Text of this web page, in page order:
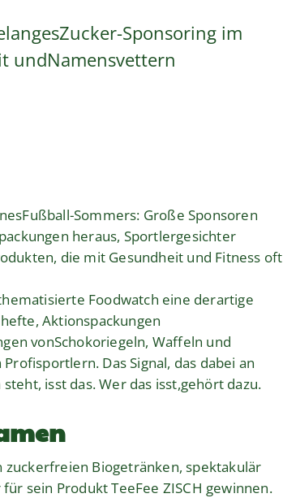
Sponsoring im
undNamensvettern
Sommers: Große Sponsoren
heraus, Sportlergesichter
die mit Gesundheit und Fitness oft
Foodwatch eine derartige
Aktionspackungen
vonSchokoriegeln, Waffeln und
Das Signal, das dabei an
isst das. Wer das isst,gehört dazu.
Biogetränken, spektakulär
sein Produkt TeeFee ZISCH gewinnen.